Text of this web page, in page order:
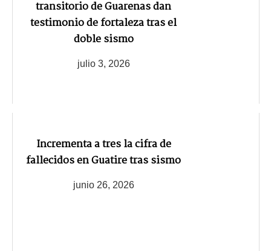
transitorio de Guarenas dan
testimonio de fortaleza tras el
doble sismo
julio 3, 2026
Incrementa a tres la cifra de
fallecidos en Guatire tras sismo
junio 26, 2026